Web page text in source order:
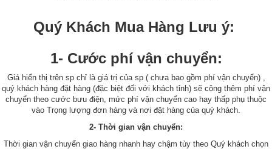
Quý Khách Mua Hàng Lưu ý:
1- Cước phí vận chuyển:
Giá hiển thị trên sp chỉ là giá trị của sp ( chưa bao gồm phí vận chuyển) ,
quý khách hàng đặt hàng (đặc biệt đối với khách tỉnh) sẽ cộng thêm phí vận
chuyển theo cước bưu điện, mức phí vận chuyển cao hay thấp phụ thuộc
vào Trọng lượng đơn hàng và nơi đặt hàng của quý khách.
2- Thời gian vận chuyển:
Thời gian vận chuyển giao hàng nhanh hay chậm tùy theo Quý khách chọn